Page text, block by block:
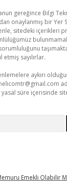
gereğince Bilgi
onaylanmış bir Yer
sitedeki içerikleri
sayılırlar.
aykırı
süre içerisinde
Emekli Olabilir